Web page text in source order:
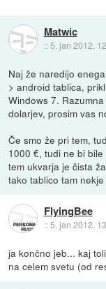
Matwic
:: 5. jan 2012,
Naj že naredijo
> android tablica,
Windows 7.
dolarjev, prosim vas
Če smo že pri tem,
1000 €, tudi ne bi
tem ukvarja je čista
tako tablico tam
FlyingBee
::5. jan 2012,
ja končno jeb... kaj
na celem svetu (od